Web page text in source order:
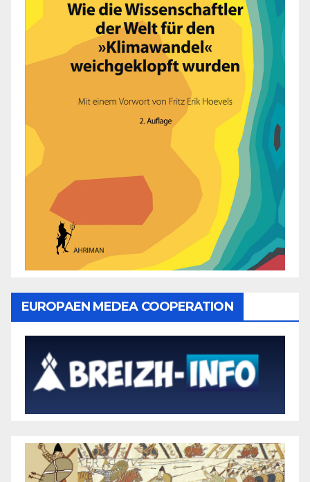
EUROPAEN MEDEA COOPERATION